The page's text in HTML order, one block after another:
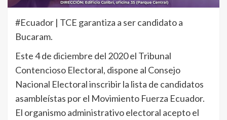
#Ecuador | TCE garantiza a ser candidato a
Bucaram.
Este 4 de diciembre del 2020 el Tribunal
Contencioso Electoral, dispone al Consejo
Nacional Electoral inscribir la lista de candidatos
asambleístas por el Movimiento Fuerza Ecuador.
El organismo administrativo electoral acepto el